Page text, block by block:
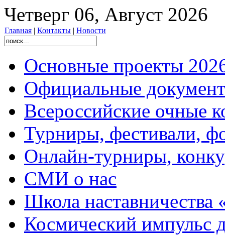
Четверг 06, Август 2026
Главная | Контакты | Новости
Основные проекты
Официальные
Всероссийские очные
Турниры, фестивали,
Онлайн-турниры,
СМИ о нас
Школа
Космический импульс